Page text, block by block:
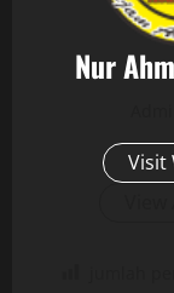
Nur
Visit